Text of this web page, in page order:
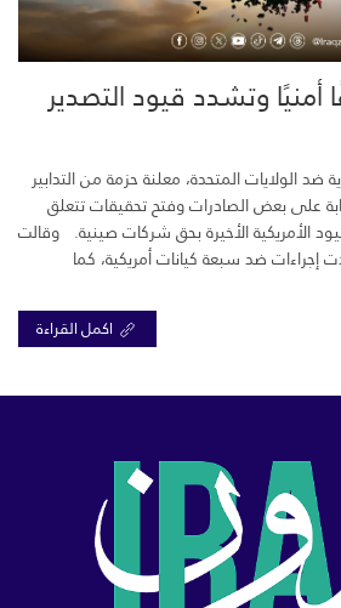
أمنيًا وتشدد قيود التصدير
ضد الولايات المتحدة، معلنة حزمة من التدابير
على بعض الصادرات وفتح تحقيقات تتعلق
الأمريكية الأخيرة بحق شركات صينية. وقالت
إجراءات ضد سبعة كيانات أمريكية، كما
اكمل القراءة